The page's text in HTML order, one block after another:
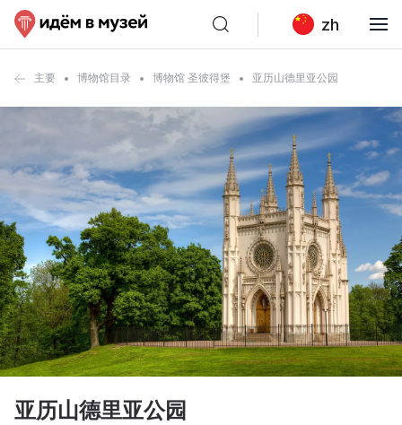
zh
主要 博物馆目录 博物馆 圣彼得堡 亚历山德里亚公园
亚历山德里亚公园